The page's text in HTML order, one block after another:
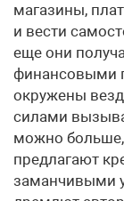
магазины,
и вести
еще они
финансовыми
окружены
силами
можно больше,
предлагают
заманчивыми